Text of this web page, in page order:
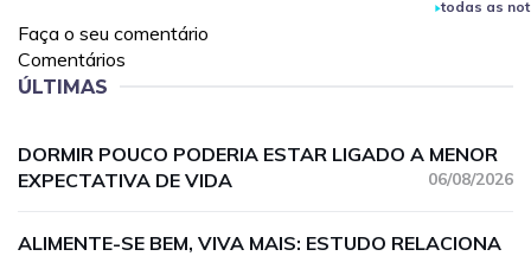
todas as
Faça o seu comentário
Comentários
ÚLTIMAS
DORMIR POUCO PODERIA ESTAR LIGADO A MENOR
EXPECTATIVA DE VIDA
06/08/2026
ALIMENTE-SE BEM, VIVA MAIS: ESTUDO RELACIONA